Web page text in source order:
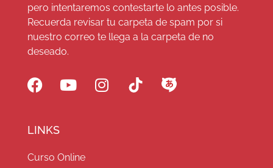
pero intentaremos contestarte lo antes posible.
Recuerda revisar tu carpeta de spam por si
nuestro correo te llega a la carpeta de no
deseado.
LINKS
Curso Online